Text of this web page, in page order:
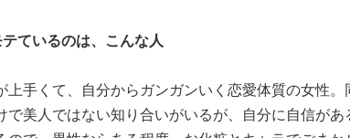
ているのは、こんな人
上手くて、自分からガンガンいく恋愛体質の女性
で美人ではない知り合いがいるが、自分に自信が